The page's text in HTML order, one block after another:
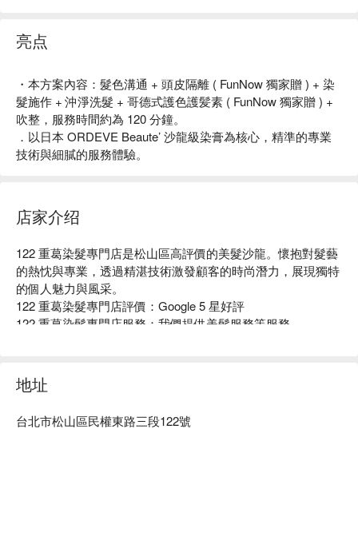
亮点
・本方案內容：髮色溝通 + 頭皮隔離 ( FunNow 獨家贈 ) + 染
髮施作 + 沖淨洗髮 + 哥德式護色護髪素 ( FunNow 獨家贈 ) +
吹整，服務時間約為 120 分鐘。
．以日本 ORDEVE Beaute’ 沙龍級染膏為核心，精準的專業
技術與細膩的服務體驗。
店家介绍
122 重葛染髮專門店是松山區高評價的美髮沙龍。懷抱對髮藝
的熱忱與專業，透過精湛技術激發顧客的時尚潛力，展現獨特
的個人魅力與風采。
122 重葛染髮專門店評價：Google 5 星好評
122 重葛染髮專門店服務：我們提供美髮服務等服務
做。
122 重葛染髮專門店預約、122 重葛染髮專門店價格、122 重
地址
台北市松山區民權東路三段122號